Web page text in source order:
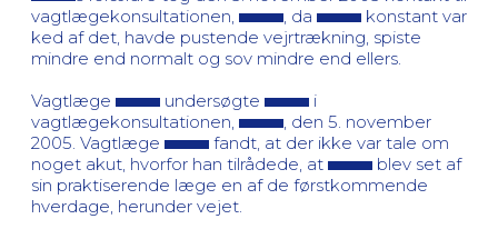
vagtlægekonsultationen,
, da
konstant var
ked af det, havde pustende vejrtrækning, spiste
mindre end normalt og sov mindre end ellers.
Vagtlæge
undersøgte
i
vagtlægekonsultationen,
, den 5. november
2005. Vagtlæge
fandt, at der ikke var tale om
noget akut, hvorfor han tilrådede, at
blev set af
sin praktiserende læge en af de førstkommende
hverdage, herunder vejet.